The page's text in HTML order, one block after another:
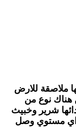
ملاصقة للارض
هناك نوع من
شرير وخبيث
اي مستوي وصل